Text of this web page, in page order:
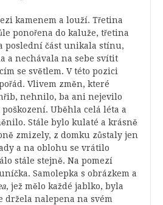
kamenem a louží. Třetina
ponořena do kaluže, třetina
poslední část unikala stínu,
a nechávala na sebe svítit
se světlem. V této pozici
Vlivem změn, které
nehnilo, ba ani nejevilo
Uběhla celá léta a
Stále bylo kulaté a krásně
zmizely, z domku zůstaly jen
a na oblohu se vrátilo
stále stejně. Na pomezí
Samolepka s obrázkem a
, jež mělo každé jablko, byla
držela nalepena na svém